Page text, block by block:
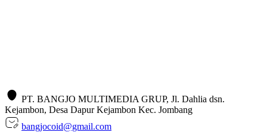
PT. BANGJO MULTIMEDIA GRUP, Jl. Dahlia dsn.
Kejambon, Desa Dapur Kejambon Kec. Jombang
bangjocoid@gmail.com